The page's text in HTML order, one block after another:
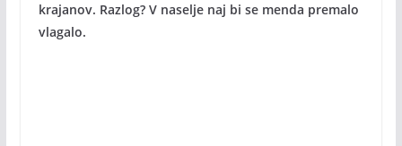
krajanov. Razlog? V naselje naj bi se menda premalo
vlagalo.